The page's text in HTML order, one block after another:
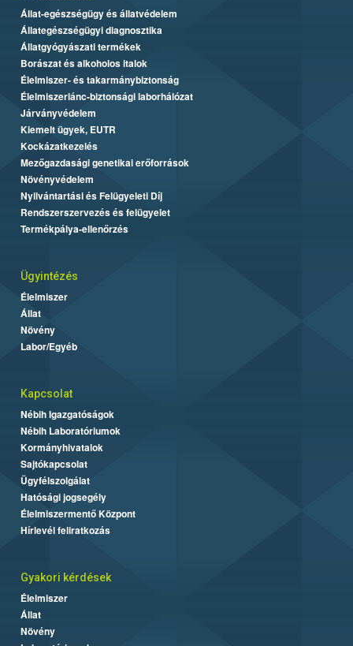
Állat-egészségügy és állatvédelem
Állategészségügyi diagnosztika
Állatgyógyászati termékek
Borászat és alkoholos italok
Élelmiszer- és takarmánybiztonság
Élelmiszerlánc-biztonsági laborhálózat
Járványvédelem
Kiemelt ügyek, EUTR
Kockázatkezelés
Mezőgazdasági genetikai erőforrások
Növényvédelem
Nyilvántartási és Felügyeleti Díj
Rendszerszervezés és felügyelet
Termékpálya-ellenőrzés
Ügyintézés
Élelmiszer
Állat
Növény
Labor/Egyéb
Kapcsolat
Nébih Igazgatóságok
Nébih Laboratóriumok
Kormányhivatalok
Sajtókapcsolat
Ügyfélszolgálat
Hatósági jogsegély
Élelmiszermentő Központ
Hírlevél feliratkozás
Gyakori kérdések
Élelmiszer
Állat
Növény